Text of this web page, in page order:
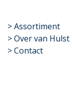
​>Assortiment
> Over van Hulst
> Contact